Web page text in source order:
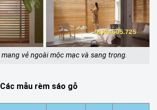
vẻ ngoài mộc mạc và sang trọng.
Các mẫu rèm sáo gỗ